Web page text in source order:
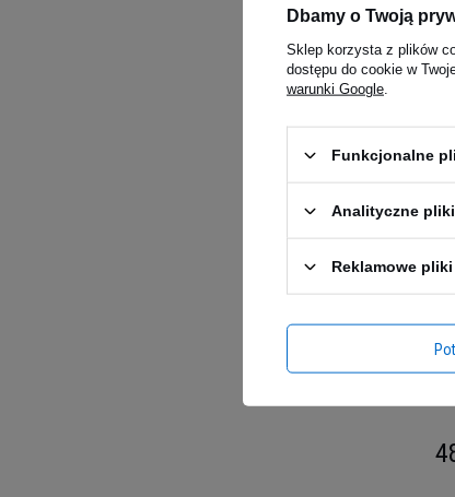
Dbamy o Twoją
Sklep korzysta z plików
dostępu do cookie w
warunki Google
Funkcjonalne
Analityczne
Reklamowe